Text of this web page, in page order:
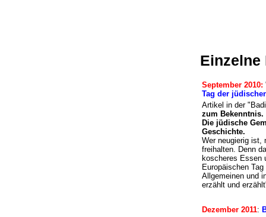
Einzelne
September 2010:
Tag der
Artikel in der
zum Bekenntnis.
Die jüdische
Geschichte.
Wer neugierig ist,
freihalten. Denn
koscheres Essen
Europäischen
Allgemeinen und
erzählt und
Dezember 2011: